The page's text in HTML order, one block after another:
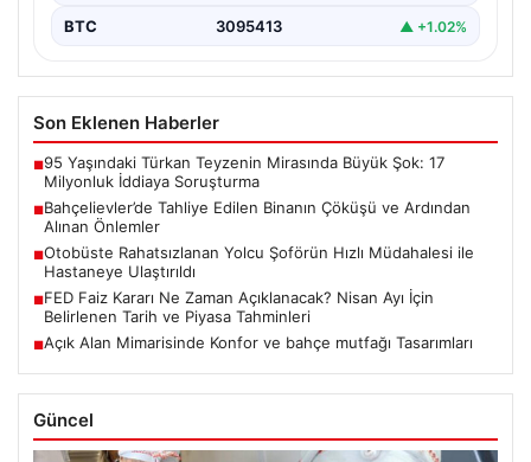
BTC 3095413 ▲ +1.02%
Son Eklenen Haberler
■95 Yaşındaki Türkan Teyzenin Mirasında Büyük Şok: 17
Milyonluk İddiaya Soruşturma
■Bahçelievler’de Tahliye Edilen Binanın Çöküşü ve Ardından
Alınan Önlemler
■Otobüste Rahatsızlanan Yolcu Şoförün Hızlı Müdahalesi ile
Hastaneye Ulaştırıldı
■FED Faiz Kararı Ne Zaman Açıklanacak? Nisan Ayı İçin
Belirlenen Tarih ve Piyasa Tahminleri
■Açık Alan Mimarisinde Konfor ve bahçe mutfağı Tasarımları
Güncel